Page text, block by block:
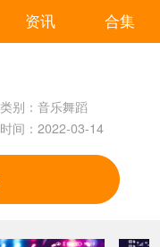
资讯 合集
类别：音乐舞蹈
时间：2022-03-14